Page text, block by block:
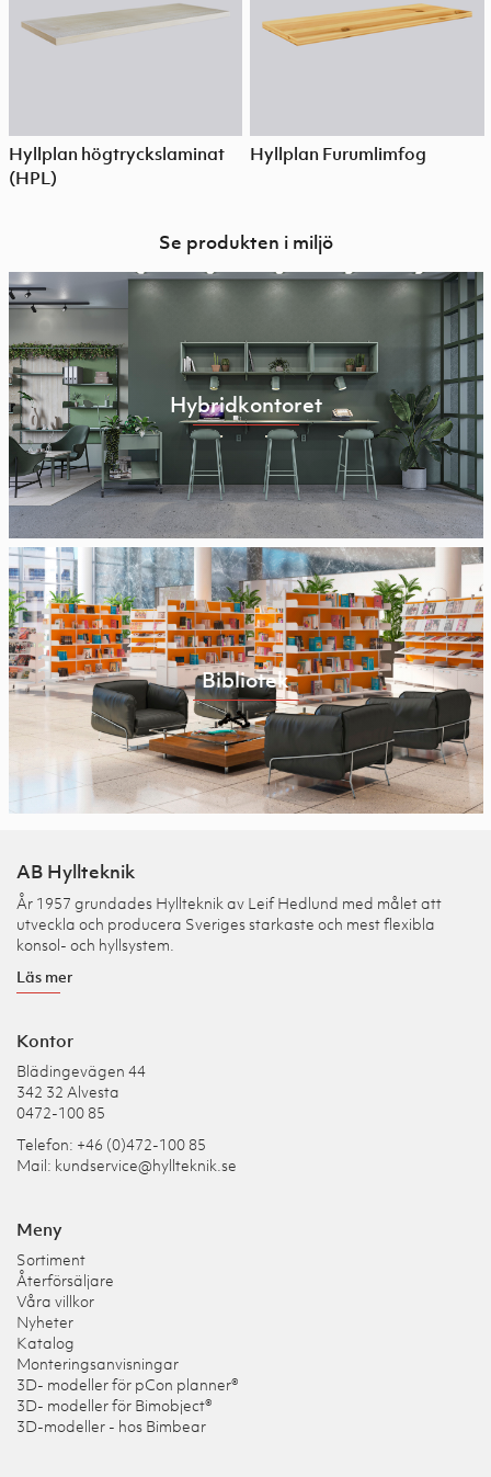
Hyllplan högtryckslaminat
(HPL)
Hyllplan Furumlimfog
Se produkten i miljö
Hybridkontoret
Bibliotek
AB Hyllteknik
År 1957 grundades Hyllteknik av Leif Hedlund med målet att
utveckla och producera Sveriges starkaste och mest flexibla
konsol- och hyllsystem.
Läs mer
Kontor
Blädingevägen 44
342 32 Alvesta
0472-100 85
Telefon: +46 (0)472-100 85
Mail: kundservice@hyllteknik.se
Meny
Sortiment
Återförsäljare
Våra villkor
Nyheter
Katalog
Monteringsanvisningar
3D- modeller för pCon planner®
3D- modeller för Bimobject®
3D-modeller - hos Bimbear